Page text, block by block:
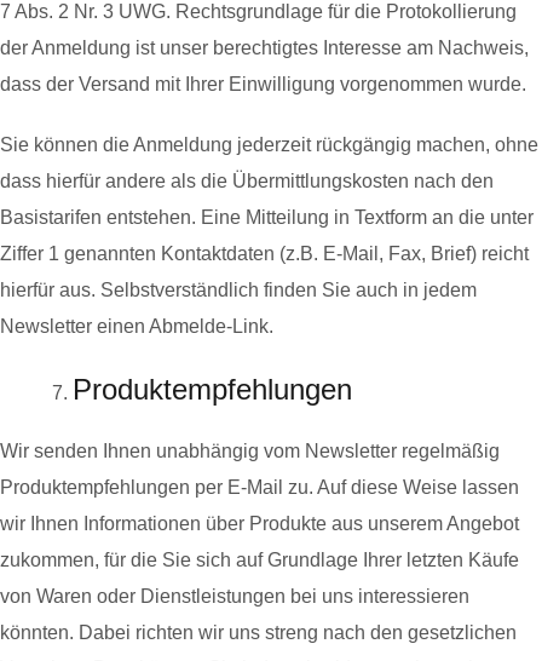
7 Abs. 2 Nr. 3 UWG. Rechtsgrundlage für die Protokollierung
der Anmeldung ist unser berechtigtes Interesse am Nachweis,
dass der Versand mit Ihrer Einwilligung vorgenommen wurde.
Sie können die Anmeldung jederzeit rückgängig machen, ohne
dass hierfür andere als die Übermittlungskosten nach den
Basistarifen entstehen. Eine Mitteilung in Textform an die unter
Ziffer 1 genannten Kontaktdaten (z.B. E-Mail, Fax, Brief) reicht
hierfür aus. Selbstverständlich finden Sie auch in jedem
Newsletter einen Abmelde-Link.
Produktempfehlungen
Wir senden Ihnen unabhängig vom Newsletter regelmäßig
Produktempfehlungen per E-Mail zu. Auf diese Weise lassen
wir Ihnen Informationen über Produkte aus unserem Angebot
zukommen, für die Sie sich auf Grundlage Ihrer letzten Käufe
von Waren oder Dienstleistungen bei uns interessieren
könnten. Dabei richten wir uns streng nach den gesetzlichen